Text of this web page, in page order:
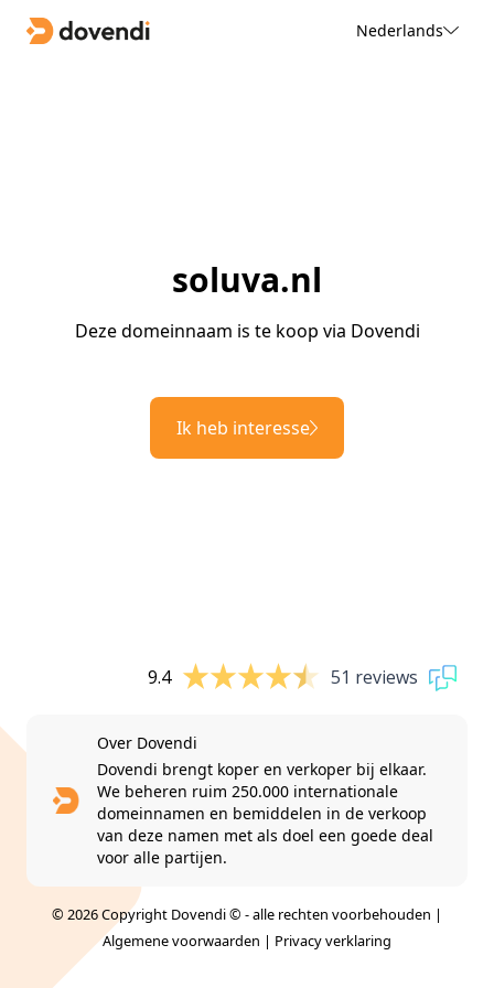
Nederlands
soluva.nl
Deze domeinnaam is te koop via Dovendi
Ik heb interesse
9.4 51 reviews
Over Dovendi
Dovendi brengt koper en verkoper bij elkaar.
We beheren ruim 250.000 internationale
domeinnamen en bemiddelen in de verkoop
van deze namen met als doel een goede deal
voor alle partijen.
© 2026 Copyright Dovendi © - alle rechten voorbehouden |
Algemene voorwaarden | Privacy verklaring